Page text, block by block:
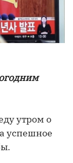
утром о
успешное